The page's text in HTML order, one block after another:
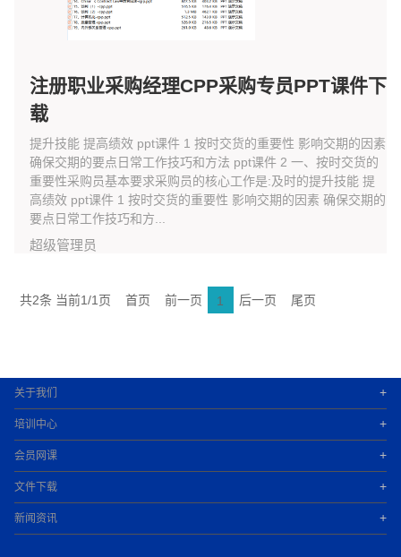
注册职业采购经理CPP采购专员PPT课件下
载
提升技能 提高绩效 ppt课件 1 按时交货的重要性 影响交期的因素
确保交期的要点日常工作技巧和方法 ppt课件 2 一、按时交货的
重要性采购员基本要求采购员的核心工作是:及时的提升技能 提
高绩效 ppt课件 1 按时交货的重要性 影响交期的因素 确保交期的
要点日常工作技巧和方...
超级管理员
共2条 当前1/1页 首页 前一页 1 后一页 尾页
关于我们 +
培训中心 +
会员网课 +
文件下载 +
新闻资讯 +